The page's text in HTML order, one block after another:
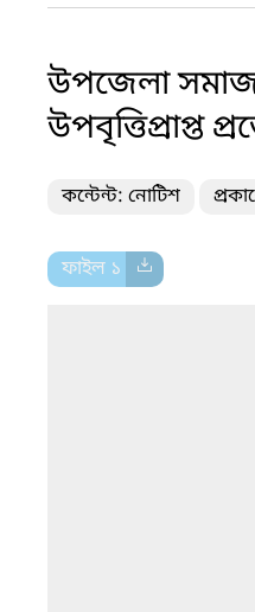
উপজেলা
উপবৃত্তিপ্রাপ্ত
কন্টেন্ট: নোটিশ
ফাইল ১